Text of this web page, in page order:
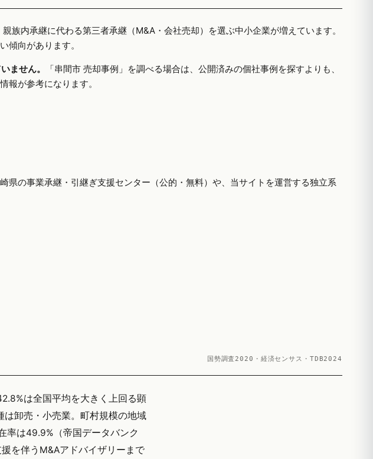
内承継に代わる第三者承継（M&A・会社売却）を選ぶ中小企業が増えています。
傾向があります。
ません。
「串間市 売却事例」を調べる場合は、公開済みの個社事例を探すよりも、
報が参考になります。
の事業承継・引継ぎ支援センター（公的・無料）や、当サイトを運営する独立系
国勢調査2020・経済センサス・TDB2024
は全国平均を大きく上回る顕
卸売・小売業。町村規模の地域
率は49.9%（帝国データバンク
を伴うM&Aアドバイザリーまで